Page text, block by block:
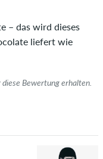
am grünen Haken
Kauf". Bei
ihrer Bestellungen
Haken, können wir
– das wird dieses
liefert wie
Bewertung erhalten.